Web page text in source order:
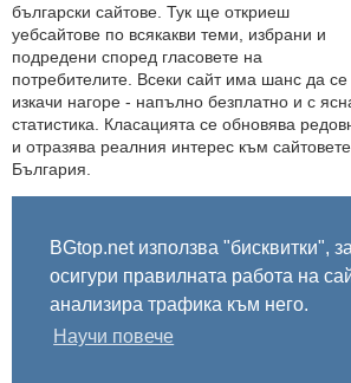
BGtop.net използва "бисквитки",
осигури правилната работа на
анализира трафика към него.
Научи повече
български сайтове. Тук ще откриеш
уебсайтове по всякакви теми, избрани и
подредени според гласовете на
потребителите. Всеки сайт има шанс да се
изкачи нагоре - напълно безплатно и с
статистика. Класацията се обновява
и отразява реалния интерес към
България.
Начало Правила За BGtop.net
Линк за гласуване
Бисквитки
© 2002-2026 BGtop.net